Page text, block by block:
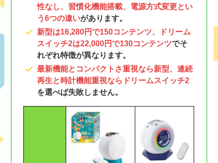
性なし、習慣化機能搭載、電源方式変更とい
う6つの違いがあります。
新型は16,280円で150コンテンツ、ドリーム
スイッチ2は22,000円で130コンテンツでそ
れぞれ特徴が異なります。
最新機能とコンパクトさ重視なら新型、連続
再生と時計機能重視ならドリームスイッチ2
を選べば失敗しません。